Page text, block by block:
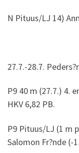
N Pituus/LJ 14)
27.7.-28.7.
P9 40 m (27.7.) 4.
HKV 6,82 PB.
P9 Pituus/LJ (1 m
Salomon Fr?nde (-